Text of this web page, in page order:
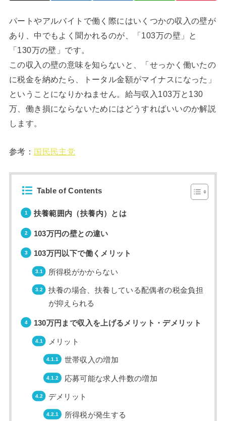
パートやアルバイトで働く際にはいくつかの収入の壁が
あり、中でもよく聞かれるのが、「103万の壁」と
「130万の壁」です。
この収入の壁の意味を知らないと、「せっかく働いたの
に税金を納めたら、トータル金額がマイナスになった」
ということになりかねません。給与収入103万と130
万、働き損にならないためにはどうすればいいのか解説
します。
参考： 国民民主党
Table of Contents
扶養範囲内（扶養内）とは
103万円の壁との違い
103万円以下で働くメリット
所得税がかからない
扶養の場合、扶養している配偶者の税金負担
が抑えられる
130万円まで収入を上げるメリット・デメリット
メリット
世帯収入の増加
応募可能な求人件数の増加
デメリット
所得税が発生する